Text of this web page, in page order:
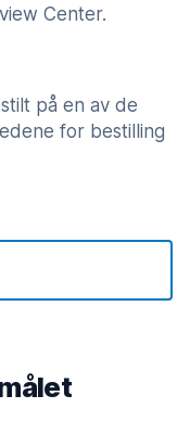
Center.
på en av de
for bestilling